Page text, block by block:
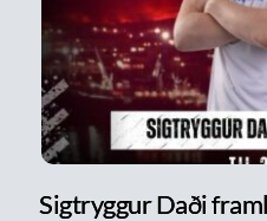
Sigtryggur Daði